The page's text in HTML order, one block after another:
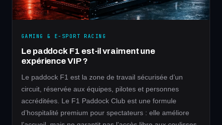
GAMING & E-SPORT RACING
Le paddock F1 est-il vraiment une
expérience VIP ?
Le paddock F1 est la zone de travail sécurisée d’un
circuit, réservée aux équipes, pilotes et personnes
accréditées. Le F1 Paddock Club est une formule
d’hospitalité premium pour spectateurs : elle améliore